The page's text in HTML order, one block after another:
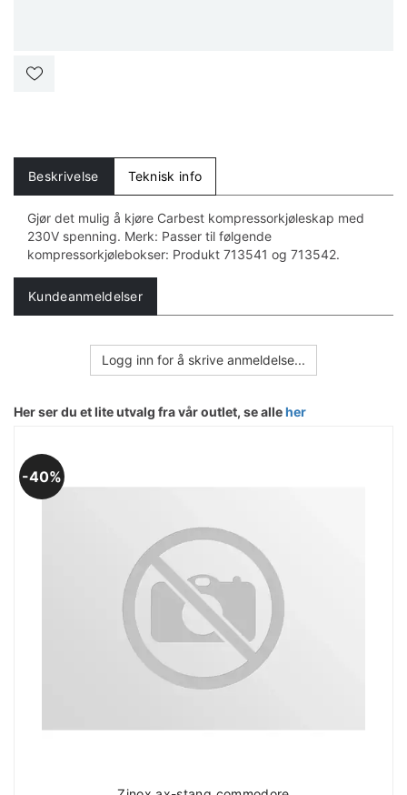
Beskrivelse Teknisk info
Gjør det mulig å kjøre Carbest kompressorkjøleskap med
230V spenning. Merk: Passer til følgende
kompressorkjølebokser: Produkt 713541 og 713542.
Kundeanmeldelser
Logg inn for å skrive anmeldelse...
Her ser du et lite utvalg fra vår outlet, se alleher
40%